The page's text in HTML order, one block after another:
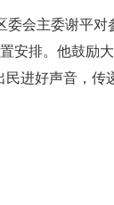
委会主委谢平对
安排。他鼓励
民进好声音，传